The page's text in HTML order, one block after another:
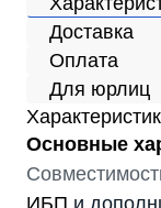
Доставка
Оплата
Для юрлиц
Основные